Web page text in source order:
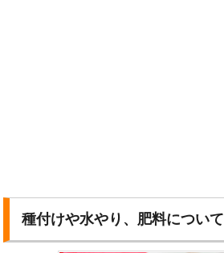
種付けや水やり、肥料について